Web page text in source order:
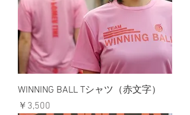
WINNING BALL Tシャツ（赤文字）
価格
￥3,500